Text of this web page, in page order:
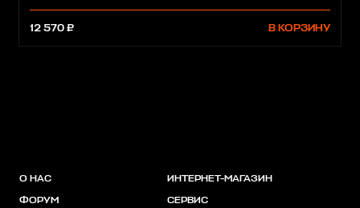
12 570 ₽ В КОРЗИНУ
О НАС
ФОРУМ
ИНТЕРНЕТ-МАГАЗИН
СЕРВИС